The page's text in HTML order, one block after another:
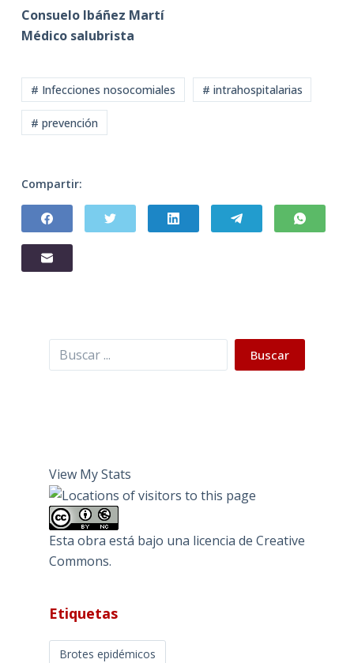
Consuelo Ibáñez Martí
Médico salubrista
# Infecciones nosocomiales # intrahospitalarias
# prevención
Compartir:
Buscar Buscar
View My Stats
Esta obra está bajo una licencia de Creative
Commons.
Etiquetas
Brotes epidémicos